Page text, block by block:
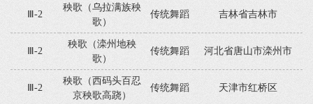
Ⅲ-2
秧歌（乌拉满族秧
歌）
传统舞蹈 吉林省吉林市
Ⅲ-2
秧歌（滦州地秧
歌）
传统舞蹈 河北省唐山市滦州市
Ⅲ-2
秧歌（西码头百忍
京秧歌高跷）
传统舞蹈 天津市红桥区